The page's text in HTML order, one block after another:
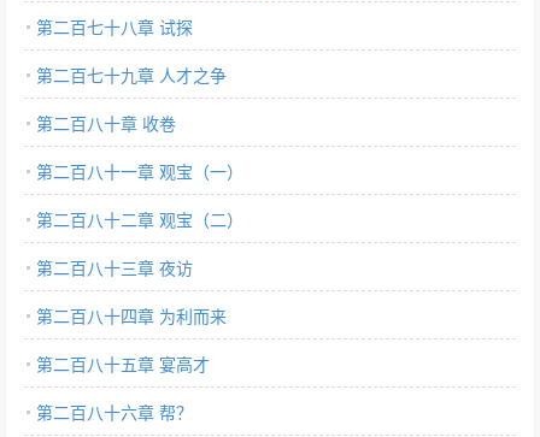
第二百七十八章 试探
第二百七十九章 人才之争
第二百八十章 收卷
第二百八十一章 观宝（一）
第二百八十二章 观宝（二）
第二百八十三章 夜访
第二百八十四章 为利而来
第二百八十五章 宴高才
第二百八十六章 帮？